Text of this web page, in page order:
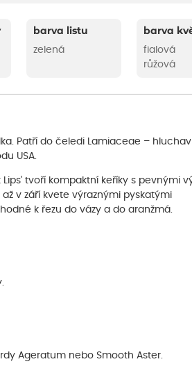
barva listu
zelená
barva
fialová
růžová
Patří do čeledi Lamiaceae –
USA.
tvoří kompaktní keříky s pevnými
v září kvete výraznými pyskatými
k řezu do vázy a do aranžmá.
Ageratum nebo Smooth Aster.